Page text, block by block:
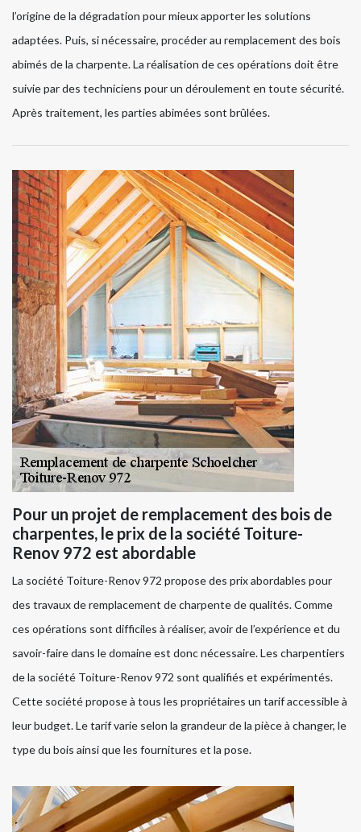
l’origine de la dégradation pour mieux apporter les solutions
adaptées. Puis, si nécessaire, procéder au remplacement des bois
abimés de la charpente. La réalisation de ces opérations doit être
suivie par des techniciens pour un déroulement en toute sécurité.
Après traitement, les parties abimées sont brûlées.
Pour un projet de remplacement des bois de
charpentes, le prix de la société Toiture-
Renov 972 est abordable
La société Toiture-Renov 972 propose des prix abordables pour
des travaux de remplacement de charpente de qualités. Comme
ces opérations sont difficiles à réaliser, avoir de l’expérience et du
savoir-faire dans le domaine est donc nécessaire. Les charpentiers
de la société Toiture-Renov 972 sont qualifiés et expérimentés.
Cette société propose à tous les propriétaires un tarif accessible à
leur budget. Le tarif varie selon la grandeur de la pièce à changer, le
type du bois ainsi que les fournitures et la pose.